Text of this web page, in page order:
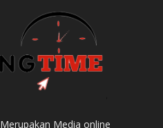
Merupakan Media online